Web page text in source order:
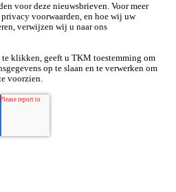
voor deze nieuwsbrieven. Voor meer
voorwaarden, en hoe wij uw
verwijzen wij u naar ons
klikken, geeft u TKM toestemming om
op te slaan en te verwerken om
voorzien.